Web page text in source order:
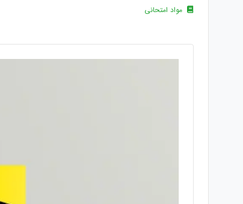
مواد امتحانی